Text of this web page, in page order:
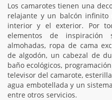
Los camarotes tienen una
relajante y un balcón
interior y el exterior. Por
elementos de
almohadas, ropa de cama
de algodón, un cabezal de
baño ecológicos,
televisor del camarote,
agua embotellada y un
entre otros servicios.